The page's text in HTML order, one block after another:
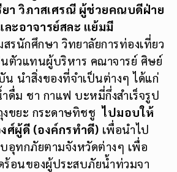
า วิภาสเศรณี ผู้ช่วยคณบดีฝ่าย
ะอาจารย์สละ แย้มมี
รนักศึกษา วิทยาลัยการท่องเที่ยว
นตัวแทนผู้บริหาร คณาจารย์ ศิษย์
น นำสิ่งของที่จำเป็นต่างๆ ได้แก่
ดื่ม ชา กาแฟ บะหมี่กึ่งสำเร็จรูป
งขยะ กระดาษทิชชูไปมอบให้
ศ์ผู้ดี (องค์กรทำดี) เพื่อนำไป
อุทกภัยตามจังหวัดต่างๆ เพื่อ
ร้อนของผู้ประสบภัยน้ำท่วมจา